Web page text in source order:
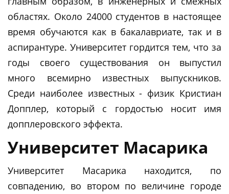
областях. Около 24000 студентов в настоящее
время обучаются как в бакалавриате, так и в
аспирантуре. Университет гордится тем, что за
годы своего существования он выпустил
много всемирно известных выпускников.
Среди наиболее известных - физик Кристиан
Допплер, который с гордостью носит имя
допплеровского эффекта.
Университет Масарика
Университет Масарика находится, по
совпадению, во втором по величине городе